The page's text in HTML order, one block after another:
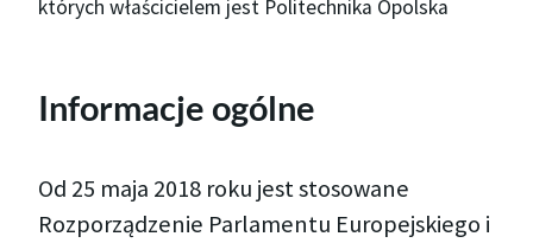
których właścicielem jest Politechnika Opolska
Informacje ogólne
Od 25 maja 2018 roku jest stosowane
Rozporządzenie Parlamentu Europejskiego i